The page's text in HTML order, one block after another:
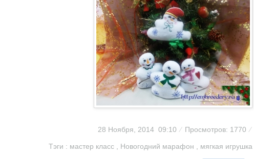
28 Ноября, 2014 09:10 ⁄ Просмотров: 1770 ⁄
Тэги : мастер класс, Новогодний марафон мягкая игрушка